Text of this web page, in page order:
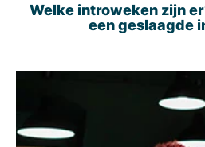
Welke introweken zijn
een geslaagde